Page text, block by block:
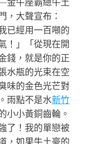
，大聲宣布：
已經用一百噸的
！」「從現在開
錢，就是你的正
水瓶的光束在空
味的金色光芒對
雨點不是水新竹
小小黃銅齒輪。
了！我的單戀被
，如果牛土豪的